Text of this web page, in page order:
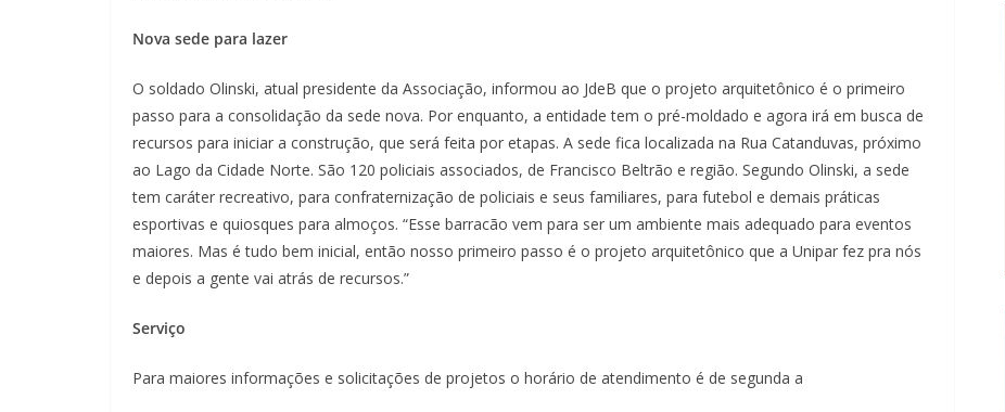
Nova sede para lazer
O soldado Olinski, atual presidente da Associação, informou ao JdeB que o projeto arquitetônico é o primeiro
passo para a consolidação da sede nova. Por enquanto, a entidade tem o pré-moldado e agora irá em busca de
recursos para iniciar a construção, que será feita por etapas. A sede fica localizada na Rua Catanduvas, próximo
ao Lago da Cidade Norte. São 120 policiais associados, de Francisco Beltrão e região. Segundo Olinski, a sede
tem caráter recreativo, para confraternização de policiais e seus familiares, para futebol e demais práticas
esportivas e quiosques para almoços. “Esse barracão vem para ser um ambiente mais adequado para eventos
maiores. Mas é tudo bem inicial, então nosso primeiro passo é o projeto arquitetônico que a Unipar fez pra nós
e depois a gente vai atrás de recursos.”
Serviço
Para maiores informações e solicitações de projetos o horário de atendimento é de segunda a